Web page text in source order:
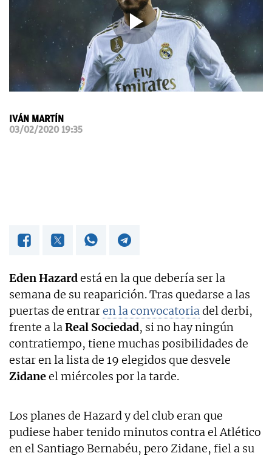
OKDIARIO
IVÁN MARTÍN
03/02/2020 19:35
Eden Hazardestá en la que debería ser la
semana de su reaparición. Tras quedarse a las
puertas de entraren la convocatoriadel derbi,
frente a laReal Sociedad, si no hay ningún
contratiempo, tiene muchas posibilidades de
estar en la lista de 19 elegidos que desvele
Zidaneel miércoles por la tarde.
Los planes de Hazard y del club eran que
pudiese haber tenido minutos contra el Atlético
en el Santiago Bernabéu, pero Zidane, fiel a su